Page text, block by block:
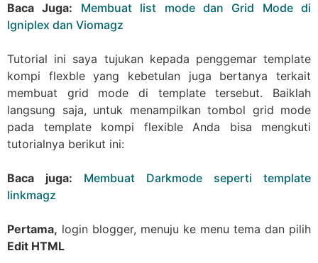
Baca Juga: Membuat list mode dan Grid Mode di
Igniplex dan Viomagz
Tutorial ini saya tujukan kepada penggemar template
kompi flexble yang kebetulan juga bertanya terkait
membuat grid mode di template tersebut. Baiklah
langsung saja, untuk menampilkan tombol grid mode
pada template kompi flexible Anda bisa mengkuti
tutorialnya berikut ini:
Baca juga: Membuat Darkmode seperti template
linkmagz
Pertama, login blogger, menuju ke menu tema dan pilih
Edit HTML